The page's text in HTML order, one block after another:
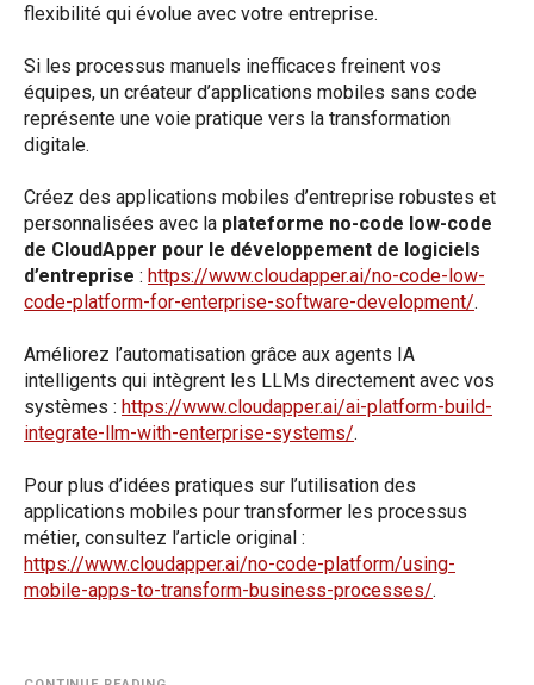
flexibilité qui évolue avec votre entreprise.
Si les processus manuels inefficaces freinent vos
équipes, un créateur d’applications mobiles sans code
représente une voie pratique vers la transformation
digitale.
Créez des applications mobiles d’entreprise robustes et
personnalisées avec la plateforme no-code low-code
de CloudApper pour le développement de logiciels
d’entreprise : https://www.cloudapper.ai/no-code-low-
code-platform-for-enterprise-software-development/.
Améliorez l’automatisation grâce aux agents IA
intelligents qui intègrent les LLMs directement avec vos
systèmes : https://www.cloudapper.ai/ai-platform-build-
integrate-llm-with-enterprise-systems/.
Pour plus d’idées pratiques sur l’utilisation des
applications mobiles pour transformer les processus
métier, consultez l’article original :
https://www.cloudapper.ai/no-code-platform/using-
mobile-apps-to-transform-business-processes/.